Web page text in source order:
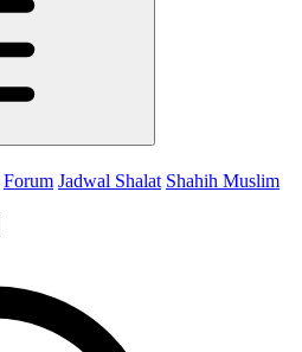
Forum Jadwal Shalat Shahih Muslim